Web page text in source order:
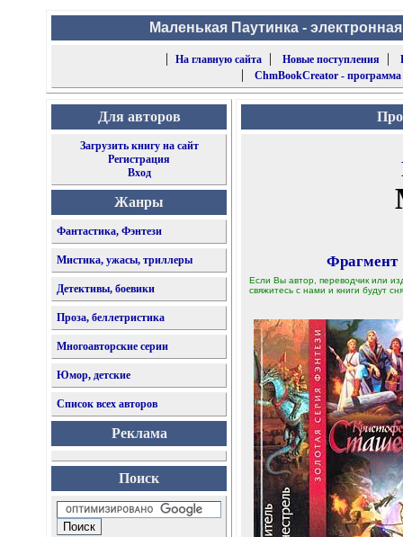
Маленькая Паутинка -
|
На главную сайта| Новые поступления |
| ChmBookCreator -
Для авторов
Загрузить книгу на сайт
Регистрация
Вход
Жанры
Фантастика, Фэнтези
Мистика, ужасы, триллеры
Детективы, боевики
Проза, беллетристика
Многоавторские серии
Юмор, детские
Список всех авторов
Реклама
Поиск
Фрагмент
Если Вы автор, переводчик или
свяжитесь с нами и книги будут